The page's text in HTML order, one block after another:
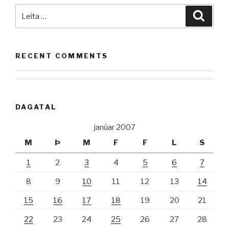
að:
RECENT COMMENTS
DAGATAL
janúar 2007
M
Þ M F F L S
1 2 3 4 5 6 7
8 9 10 11 12 13 14
15 16 17 18 19 20 21
22 23 24 25 26 27 28